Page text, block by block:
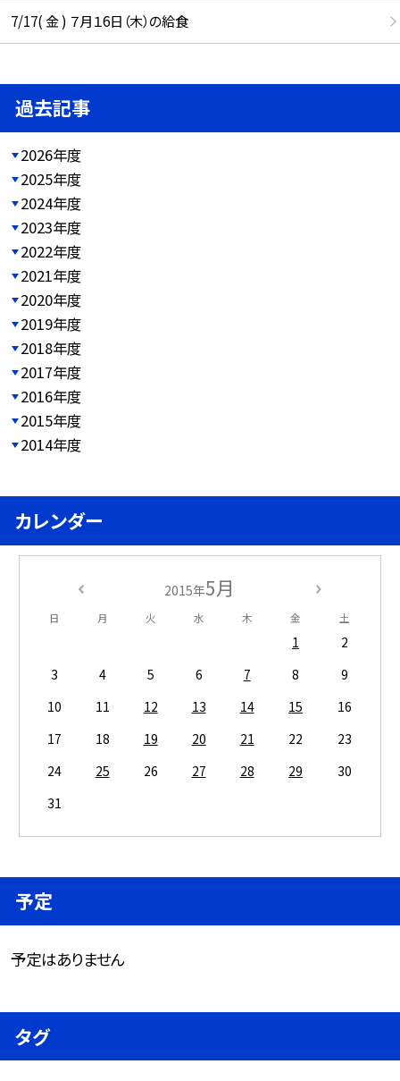
7/17( 金 ) ７月１6日（木）の給食
過去記事
2026年度
2025年度
2024年度
2023年度
2022年度
2021年度
2020年度
2019年度
2018年度
2017年度
2016年度
2015年度
2014年度
カレンダー
2015年5月
日 月 火 水 木 金 土
1
2
3
4 5 6 7 8
9
10
11 12 13 14 15
16
17
18 19 20 21 22
23
24
25 26 27 28 29
30
31
予定
予定はありません
タグ